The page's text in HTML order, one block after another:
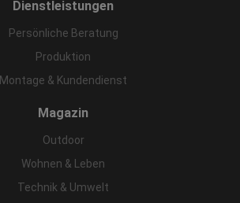
Dienstleistungen
Persönliche Beratung
Produktion
Montage & Kundendienst
Magazin
Outdoor
Wohnen & Leben
Technik & Umwelt